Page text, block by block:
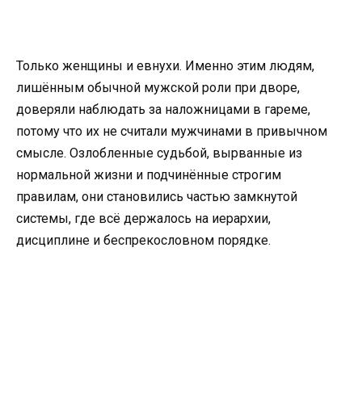
Только женщины и евнухи. Именно этим людям,
лишённым обычной мужской роли при дворе,
доверяли наблюдать за наложницами в гареме,
потому что их не считали мужчинами в привычном
смысле. Озлобленные судьбой, вырванные из
нормальной жизни и подчинённые строгим
правилам, они становились частью замкнутой
системы, где всё держалось на иерархии,
дисциплине и беспрекословном порядке.